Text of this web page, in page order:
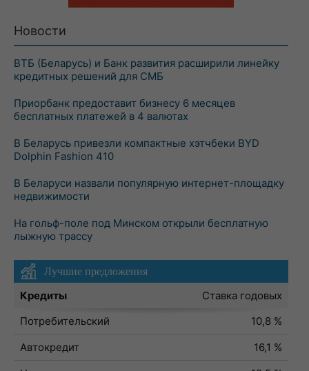
Новости
ВТБ (Беларусь) и Банк развития расширили линейку
кредитных решений для СМБ
Приорбанк предоставит бизнесу 6 месяцев
бесплатных платежей в 4 валютах
В Беларусь привезли компактные хэтчбеки BYD
Dolphin Fashion 410
В Беларуси назвали популярную интернет-площадку
недвижимости
На гольф-поле под Минском открыли бесплатную
лыжную трассу
Лучшие предложения
Кредиты
Ставка годовых
Потребительский
10,8 %
Автокредит
16,1 %